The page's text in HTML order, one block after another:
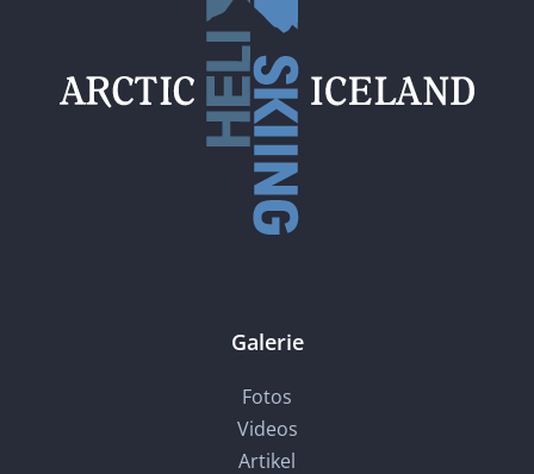
Galerie
Fotos
Videos
Artikel